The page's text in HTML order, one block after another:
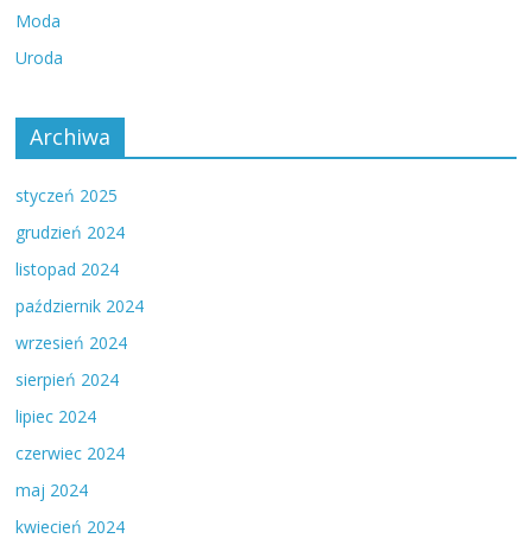
Moda
Uroda
Archiwa
styczeń 2025
grudzień 2024
listopad 2024
październik 2024
wrzesień 2024
sierpień 2024
lipiec 2024
czerwiec 2024
maj 2024
kwiecień 2024